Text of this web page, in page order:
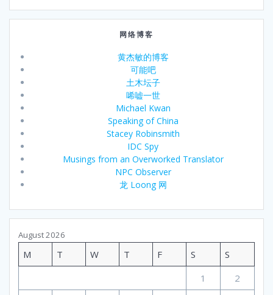
网络博客
黄杰敏的博客
可能吧
土木坛子
唏嘘一世
Michael Kwan
Speaking of China
Stacey Robinsmith
IDC Spy
Musings from an Overworked Translator
NPC Observer
龙 Loong 网
August 2026
M T W T F S
S
1
2